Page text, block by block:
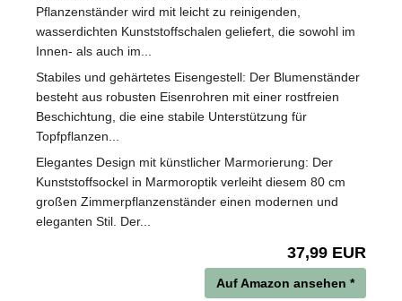
Pflanzenständer wird mit leicht zu reinigenden,
wasserdichten Kunststoffschalen geliefert, die sowohl im
Innen- als auch im...
Stabiles und gehärtetes Eisengestell: Der Blumenständer
besteht aus robusten Eisenrohren mit einer rostfreien
Beschichtung, die eine stabile Unterstützung für
Topfpflanzen...
Elegantes Design mit künstlicher Marmorierung: Der
Kunststoffsockel in Marmoroptik verleiht diesem 80 cm
großen Zimmerpflanzenständer einen modernen und
eleganten Stil. Der...
37,99 EUR
Auf Amazon ansehen *